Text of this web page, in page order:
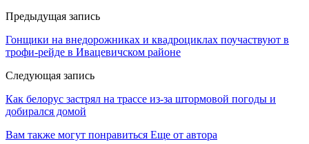
Предыдущая запись
Гонщики на внедорожниках и квадроциклах поучаствуют в
трофи-рейде в Ивацевичском районе
Следующая запись
Как белорус застрял на трассе из-за штормовой погоды и
добирался домой
Вам также могут понравиться Еще от автора